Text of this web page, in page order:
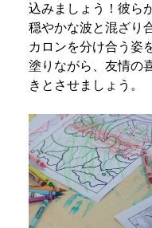
込みましょう！彼ら
穏やかな波と混ざり
カロンを分け合う姿
塗りながら、友情の
きとさせましょう。